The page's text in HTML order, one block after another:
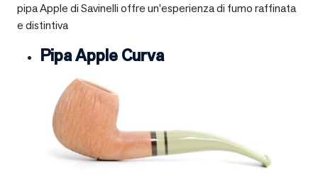
pipa Apple di Savinelli offre un’esperienza di fumo raffinata
e distintiva
Pipa Apple Curva